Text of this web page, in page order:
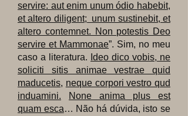
servire: aut enim unum ódio habebit,
et altero diligent; unum sustinebit, et
altero contemnet. Non potestis Deo
servire et Mammonae”. Sim, no meu
caso a literatura. Ideo dico vobis, ne
soliciti sitis animae vestrae quid
maducetis, neque corpori vestro qud
induamini.
None anima plus est
quam esca… Não há dúvida, isto se